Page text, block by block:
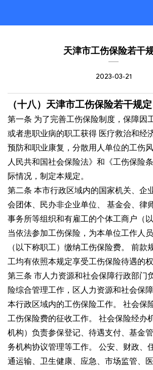
天津市工伤保险若干
2023-03-21
（十八）天津市工伤保险若干规定
第一条 为了完善工伤保险制度，保障因
或者患职业病的职工获得 医疗救治和经
预防和职业康复，分散用人单位的工伤
人民共和国社会保险法》和《工伤保险
际情况，制定本规定。
第二条 本市行政区域内的国家机关、企
会团体、民办非企业单位、 基金会、律
事务所等组织和有雇工的个体工商户（
当依法参加工伤保险，为本单位工作人
（以下称职工）缴纳工伤保险费。 前款
工均有依照本规定享受工伤保险待遇的
第三条 市人力资源和社会保障行政部门
险综合管理工作，区人力资源和社会保
本行政区域内的工伤保险工作。 社会保
工伤保险费的征收工作。 社会保险经办
机构）负责参保登记、待遇支付、基金
务机构协议管理等工作。 公安、财政、
通运输、卫生健康、应急、市场监管、